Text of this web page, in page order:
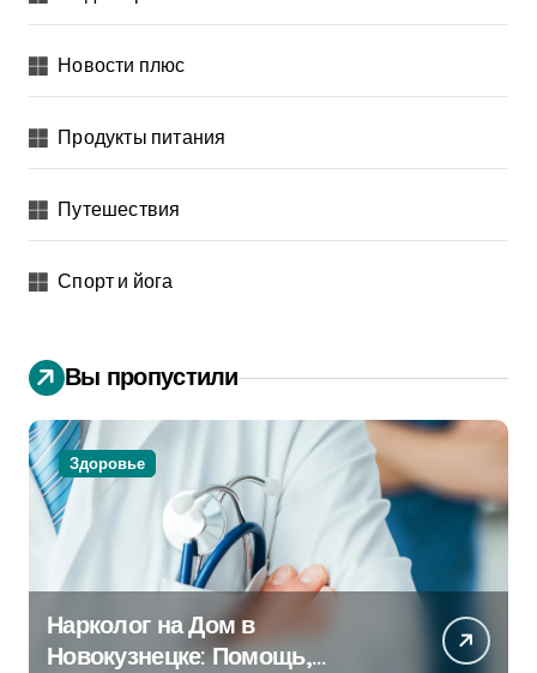
Новости плюс
Продукты питания
Путешествия
Спорт и йога
Вы пропустили
Здоровье
Нарколог на Дом в
Новокузнецке: Помощь,